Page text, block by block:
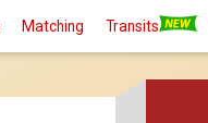
Matching Transits
Basic